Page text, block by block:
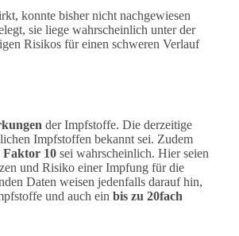
konnte bisher nicht nachgewiesen
sie liege wahrscheinlich unter der
Risikos für einen schweren Verlauf
der Impfstoffe. Die derzeitige
Impfstoffen bekannt sei. Zudem
Faktor 10 sei wahrscheinlich. Hier seien
und Risiko einer Impfung für die
Daten weisen jedenfalls darauf hin,
und auch ein bis zu 20fach